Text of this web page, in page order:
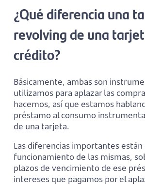
¿Qué diferencia una
revolving de una
crédito?
Básicamente, ambas son
utilizamos para aplazar las
hacemos, así que estamos
préstamo al consumo
de una tarjeta.
Las diferencias importantes están
funcionamiento de las mismas,
plazos de vencimiento de ese
intereses que pagamos por el